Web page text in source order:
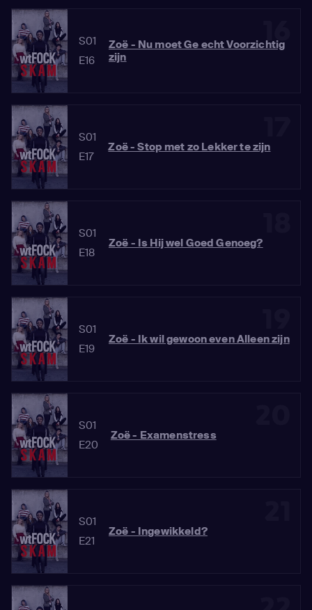
16
S01
E16
Zoë - Nu moet Ge echt Voorzichtig
zijn
S01
E17
Zoë - Stop met zo Lekker te zijn
S01
E18
Zoë - Is Hij wel Goed Genoeg?
S01
E19
Zoë - Ik wil gewoon even Alleen zijn
S01
E20
Zoë - Examenstress
S01
E21
Zoë - Ingewikkeld?